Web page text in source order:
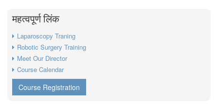
महत्वपूर्ण लिंक
Laparoscopy Traning
Robotic Surgery Training
Meet Our Director
Course Calendar
Course Registration